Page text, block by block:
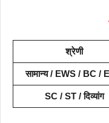
श्रेणी
सामान्य / EWS / BC /
SC / ST / दिव्यांग